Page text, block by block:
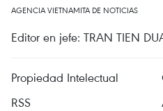
AGENCIA VIETNAMITA DE NOTICIAS
Editor en jefe: TRAN TIEN
Propiedad Intelectual
RSS